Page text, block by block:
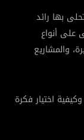
بها رائد
على أنواع
والمشاريع
اختيار فكرة